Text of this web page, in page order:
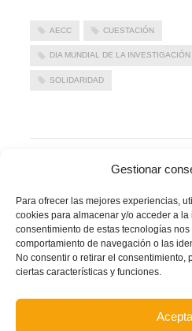
Gestionar
Para ofrecer las mejores experiencias,
cookies para almacenar y/o acceder a
consentimiento de estas tecnologías
comportamiento de navegación o las
No consentir o retirar el consentimiento,
ciertas características y funciones.
AECC CUESTACIÓN
DIA MUNDIAL DE LA
SOLIDARIDAD
La FFCV, junto a AECC en
Cuestación contra el Cáncer
JUEVES, 07 JUNIO 2018 POR